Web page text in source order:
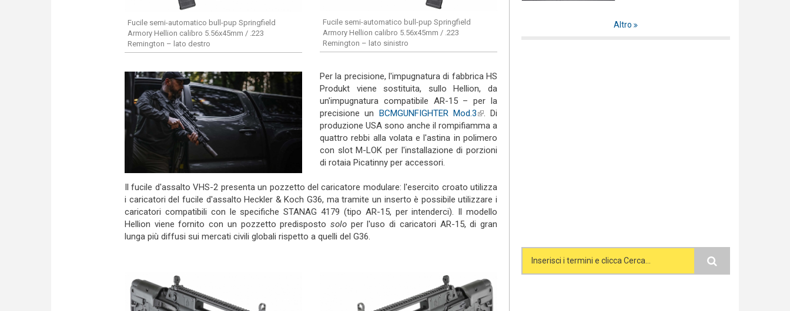
Fucile semi-automatico bull-pup Springfield
Armory Hellion calibro 5.56x45mm / .223
Remington – lato destro
Fucile semi-automatico bull-pup Springfield
Armory Hellion calibro 5.56x45mm / .223
Remington – lato sinistro
Per la precisione, l'impugnatura di fabbrica HS
Produkt viene sostituita, sullo Hellion, da
un'impugnatura compatibile AR-15 – per la
precisione un
BCMGUNFIGHTER Mod.3(link is
external)
. Di
produzione USA sono anche il rompifiamma a
quattro rebbi alla volata e l'astina in polimero
con slot M-LOK per l'installazione di porzioni
di rotaia Picatinny per accessori.
Il fucile d'assalto VHS-2 presenta un pozzetto del caricatore modulare: l'esercito croato utilizza
i caricatori del fucile d'assalto Heckler & Koch G36, ma tramite un inserto è possibile utilizzare i
caricatori compatibili con le specifiche STANAG 4179 (tipo AR-15, per intenderci). Il modello
Hellion viene fornito con un pozzetto predisposto solo per l'uso di caricatori AR-15, di gran
lunga più diffusi sui mercati civili globali rispetto a quelli del G36.
Altro
Search form